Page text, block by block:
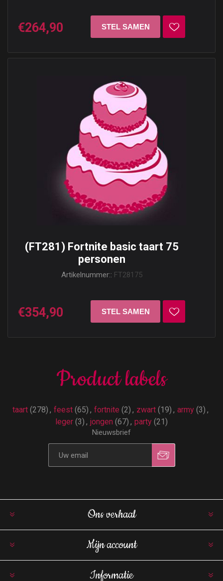
€264,90
(FT281) Fortnite basic taart 75
personen
Artikelnummer:: FT28175
€354,90
Product labels
taart (278) , feest (65) , fortnite (2) , zwart (19) , army (3) ,
leger (3) , jongen (67) , party (21)
Nieuwsbrief
Ons verhaal
Mijn account
Informatie